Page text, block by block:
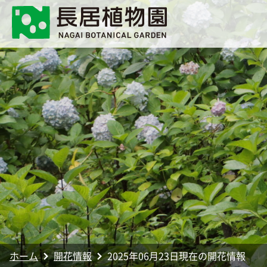
ホーム 開花情報 2025年06月23日現在の開花情報